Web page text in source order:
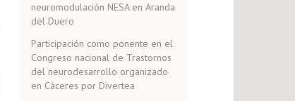
neuromodulación NESA en Aranda
del Duero
Participación como ponente en el
Congreso nacional de Trastornos
del neurodesarrollo organizado
en Cáceres por Divertea